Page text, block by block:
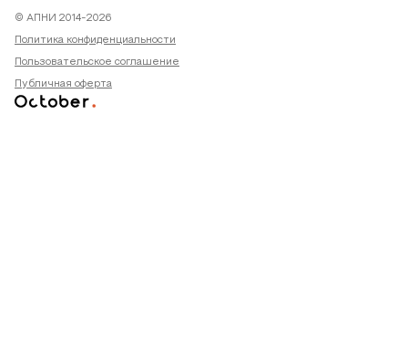
© АПНИ 2014-2026
Политика конфиденциальности
Пользовательское соглашение
Публичная оферта